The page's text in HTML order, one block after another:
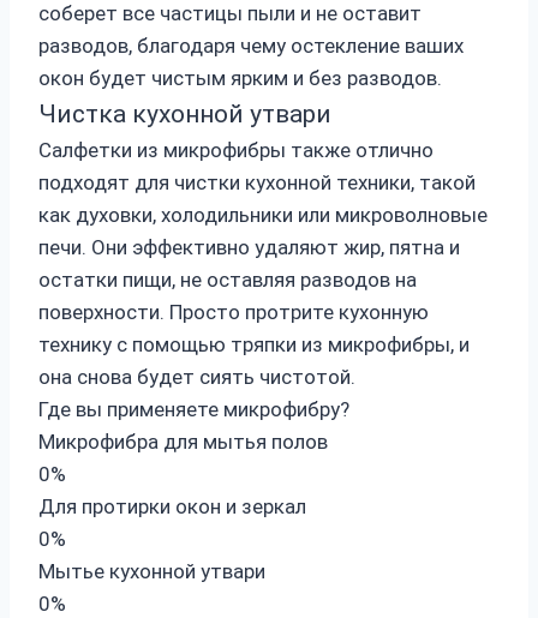
соберет все частицы пыли и не оставит
разводов, благодаря чему остекление ваших
окон будет чистым ярким и без разводов.
Чистка кухонной утвари
Салфетки из микрофибры также отлично
подходят для чистки кухонной техники, такой
как духовки, холодильники или микроволновые
печи. Они эффективно удаляют жир, пятна и
остатки пищи, не оставляя разводов на
поверхности. Просто протрите кухонную
технику с помощью тряпки из микрофибры, и
она снова будет сиять чистотой.
Где вы применяете микрофибру?
Микрофибра для мытья полов
0%
Для протирки окон и зеркал
0%
Мытье кухонной утвари
0%